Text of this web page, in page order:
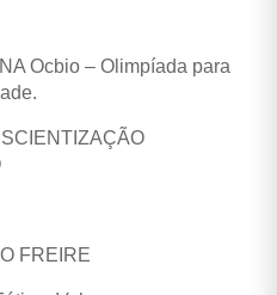
Ocbio – Olimpíada para
FREIRE